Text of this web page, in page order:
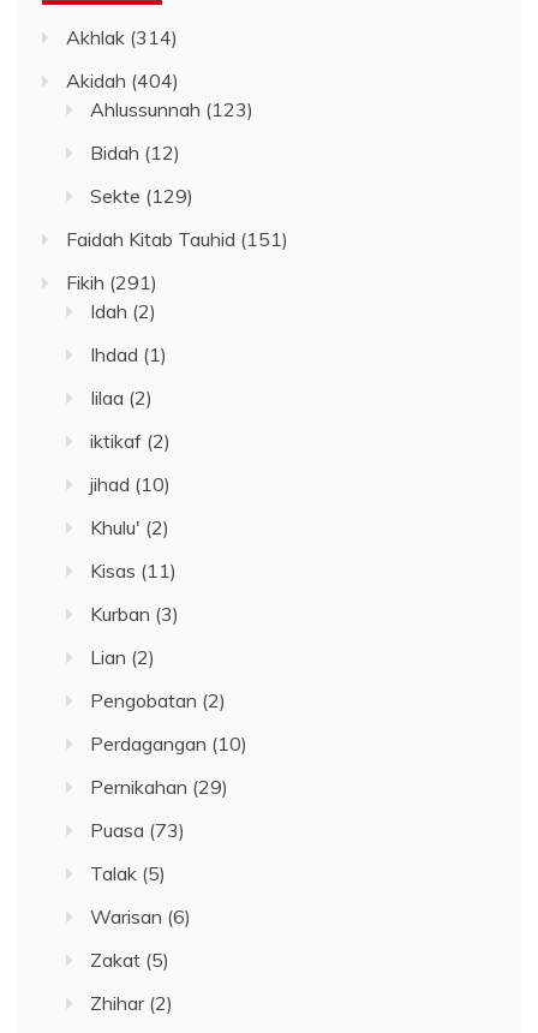
Akhlak (314)
Akidah (404)
Ahlussunnah (123)
Bidah (12)
Sekte (129)
Faidah Kitab Tauhid (151)
Fikih (291)
Idah (2)
Ihdad (1)
Iilaa (2)
iktikaf (2)
jihad (10)
Khulu' (2)
Kisas (11)
Kurban (3)
Lian (2)
Pengobatan (2)
Perdagangan (10)
Pernikahan (29)
Puasa (73)
Talak (5)
Warisan (6)
Zakat (5)
Zhihar(2)